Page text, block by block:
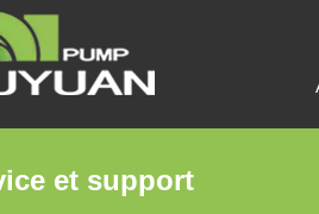
et support